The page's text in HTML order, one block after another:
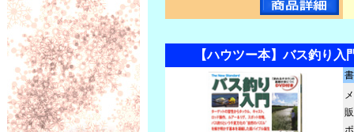
【ハウツー本】バス釣り